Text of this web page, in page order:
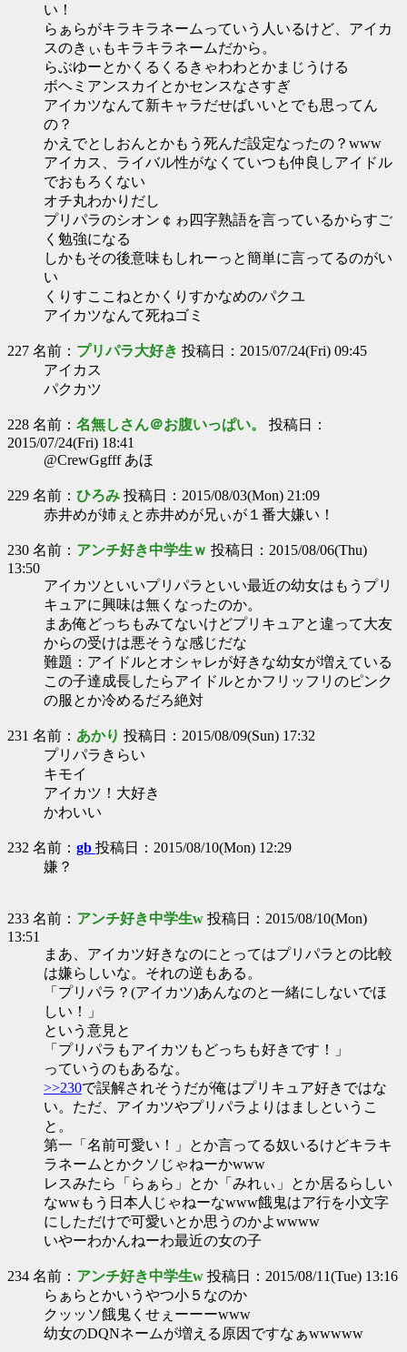
い！
らぁらがキラキラネームっていう人いるけど、アイカ
スのきぃもキラキラネームだから。
らぶゆーとかくるくるきゃわわとかまじうける
ボヘミアンスカイとかセンスなさすぎ
アイカツなんて新キャラだせばいいとでも思ってん
の？
かえでとしおんとかもう死んだ設定なったの？www
アイカス、ライバル性がなくていつも仲良しアイドル
でおもろくない
オチ丸わかりだし
プリパラのシオン￠ゎ四字熟語を言っているからすご
く勉強になる
しかもその後意味もしれーっと簡単に言ってるのがい
い
くりすここねとかくりすかなめのパクユ
アイカツなんて死ねゴミ
227 名前： プリパラ大好き 投稿日：2015/07/24(Fri) 09:45
アイカス
パクカツ
228 名前： 名無しさん＠お腹いっぱい。 投稿日：
2015/07/24(Fri) 18:41
@CrewGgfff あほ
229 名前： ひろみ 投稿日：2015/08/03(Mon) 21:09
赤井めが姉ぇと赤井めが兄ぃが１番大嫌い！
230 名前： アンチ好き中学生ｗ 投稿日：2015/08/06(Thu)
13:50
アイカツといいプリパラといい最近の幼女はもうプリ
キュアに興味は無くなったのか。
まあ俺どっちもみてないけどプリキュアと違って大友
からの受けは悪そうな感じだな
難題：アイドルとオシャレが好きな幼女が増えている
この子達成長したらアイドルとかフリッフリのピンク
の服とか冷めるだろ絶対
231 名前： あかり 投稿日：2015/08/09(Sun) 17:32
プリパラきらい
キモイ
アイカツ！大好き
かわいい
232 名前： gb 投稿日：2015/08/10(Mon) 12:29
嫌？
233 名前： アンチ好き中学生w 投稿日：2015/08/10(Mon)
13:51
まあ、アイカツ好きなのにとってはプリパラとの比較
は嫌らしいな。それの逆もある。
「プリパラ？(アイカツ)あんなのと一緒にしないでほ
しい！」
という意見と
「プリパラもアイカツもどっちも好きです！」
っていうのもあるな。
>>230で誤解されそうだが俺はプリキュア好きではな
い。ただ、アイカツやプリパラよりはましというこ
と。
第一「名前可愛い！」とか言ってる奴いるけどキラキ
ラネームとかクソじゃねーかwww
レスみたら「らぁら」とか「みれぃ」とか居るらしい
なwwもう日本人じゃねーなwww餓鬼はア行を小文字
にしただけで可愛いとか思うのかよwwww
いやーわかんねーわ最近の女の子
234 名前： アンチ好き中学生w 投稿日：2015/08/11(Tue) 13:16
らぁらとかいうやつ小５なのか
クッッソ餓鬼くせぇーーーwww
幼女のDQNネームが増える原因ですなぁwwwww